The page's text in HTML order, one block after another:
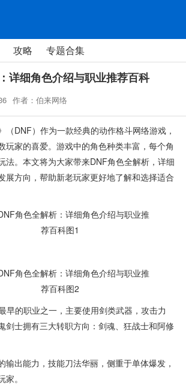
攻略 专题合集
详细角色介绍与职业推荐百科
作者：伯来网络
（DNF）作为一款经典的动作格斗网络游戏，
玩家的喜爱。游戏中的角色种类丰富，每个角
法。本文将为大家带来DNF角色全解析，详细
展方向，帮助新老玩家更好地了解和选择适合
早的职业之一，主要使用剑类武器，攻击力
剑士拥有三大转职方向：剑魂、狂战士和阿修
输出能力，技能刀法华丽，侧重于单体爆发，
。